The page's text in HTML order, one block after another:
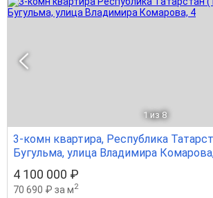
1 из 8
3-комн квартира, Республика
Бугульма, улица Владимира
4 100 000 ₽
70 690 ₽ за м2